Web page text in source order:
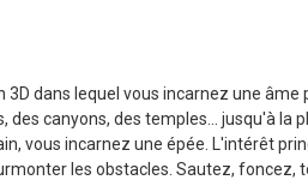
dans lequel vous incarnez une âme
canyons, des temples... jusqu'à la
vous incarnez une épée. L'intérêt
les obstacles. Sautez, foncez,